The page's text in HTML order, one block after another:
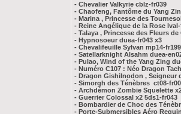
- Chevalier Valkyrie cblz-fr039
- Chaofeng, Fantôme du Yang
- Marina , Princesse des
- Reine Angélique de la Rose
- Talaya , Princesse des Fleurs
- Hypnosoeur duea-fr043 x3
- Chevalifeuille Sylvan mp14-fr199
- Satellarknight Alsahm duea-
- Pulao, Wind of the Yang Zing
- Numéro C107 : Néo Dragon
- Dragon Gishilnodon , Seigneur
- Simorgh des Ténèbres ct08-
- Archdémon Zombie Squelette
- Guerrier Colossal x2 5ds1-fr043
- Bombardier de Choc des
- Porte-Submersibles Aéro